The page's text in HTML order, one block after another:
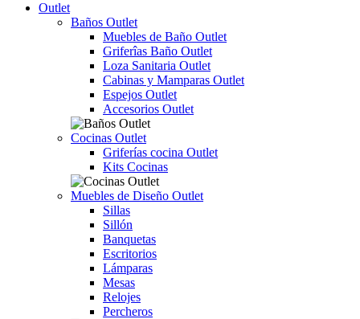
Outlet
Baños Outlet
Muebles de Baño Outlet
Griferîas Baño Outlet
Loza Sanitaria Outlet
Cabinas y Mamparas Outlet
Espejos Outlet
Accesorios Outlet
Cocinas Outlet
Griferías cocina Outlet
Kits Cocinas
Muebles de Diseño Outlet
Sillas
Sillón
Banquetas
Escritorios
Lámparas
Mesas
Relojes
Percheros